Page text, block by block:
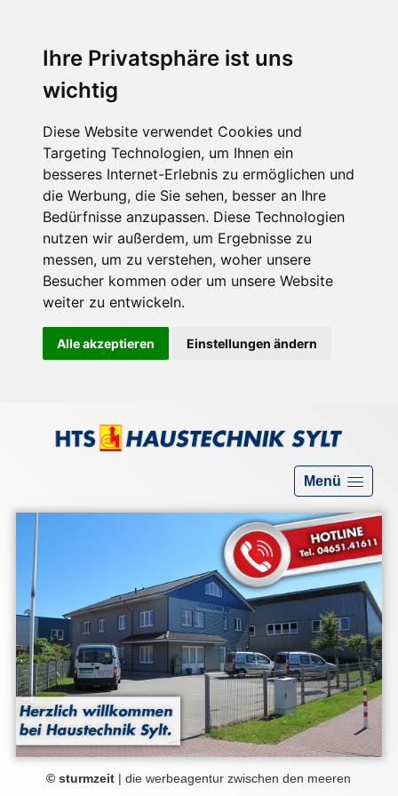
Ihre Privatsphäre ist uns
wichtig
Diese Website verwendet Cookies und
Targeting Technologien, um Ihnen ein
besseres Internet-Erlebnis zu ermöglichen und
die Werbung, die Sie sehen, besser an Ihre
Bedürfnisse anzupassen. Diese Technologien
nutzen wir außerdem, um Ergebnisse zu
messen, um zu verstehen, woher unsere
Besucher kommen oder um unsere Website
weiter zu entwickeln.
Alle akzeptieren Einstellungen ändern
Menü
HAUSTECHNIK
SYLT
Sven
Faierson
e.K.
Sie sind hier:
© sturmzeit | die werbeagentur zwischen den meeren